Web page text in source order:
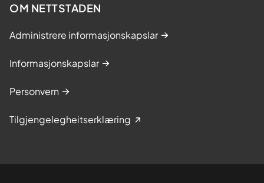
OM NETTSTADEN
Administrere informasjonskapslar
Informasjonskapslar
Personvern
Tilgjengelegheitserklæring